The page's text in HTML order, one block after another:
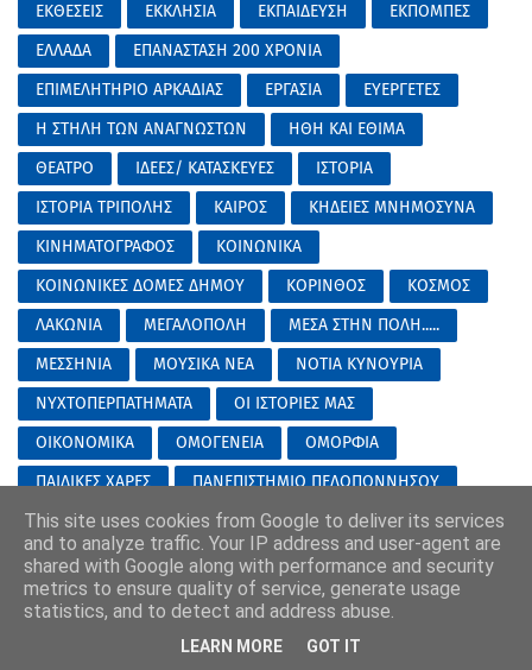
ΕΚΘΕΣΕΙΣ
ΕΚΚΛΗΣΙΑ ΕΚΠΑΙΔΕΥΣΗ
ΕΚΠΟΜΠΕΣ
ΕΛΛΑΔΑ
ΕΠΑΝΑΣΤΑΣΗ 200 ΧΡΟΝΙΑ
ΕΠΙΜΕΛΗΤΗΡΙΟ ΑΡΚΑΔΙΑΣ
ΕΡΓΑΣΙΑ
ΕΥΕΡΓΕΤΕΣ
Η ΣΤΗΛΗ ΤΩΝ ΑΝΑΓΝΩΣΤΩΝ
ΗΘΗ ΚΑΙ ΕΘΙΜΑ
ΘΕΑΤΡΟ
ΙΔΕΕΣ/ ΚΑΤΑΣΚΕΥΕΣ
ΙΣΤΟΡΙΑ
ΙΣΤΟΡΙΑ ΤΡΙΠΟΛΗΣ
ΚΑΙΡΟΣ
ΚΗΔΕΙΕΣ ΜΝΗΜΟΣΥΝΑ
ΚΙΝΗΜΑΤΟΓΡΑΦΟΣ
ΚΟΙΝΩΝΙΚΑ
ΚΟΙΝΩΝΙΚΕΣ ΔΟΜΕΣ ΔΗΜΟΥ
ΚΟΡΙΝΘΟΣ
ΚΟΣΜΟΣ
ΛΑΚΩΝΙΑ
ΜΕΓΑΛΟΠΟΛΗ
ΜΕΣΑ ΣΤΗΝ ΠΟΛΗ.....
ΜΕΣΣΗΝΙΑ
ΜΟΥΣΙΚΑ ΝΕΑ
ΝΟΤΙΑ ΚΥΝΟΥΡΙΑ
ΝΥΧΤΟΠΕΡΠΑΤΗΜΑΤΑ
ΟΙ ΙΣΤΟΡΙΕΣ ΜΑΣ
ΟΙΚΟΝΟΜΙΚΑ
ΟΜΟΓΕΝΕΙΑ
ΟΜΟΡΦΙΑ
ΠΑΙΔΙΚΕΣ ΧΑΡΕΣ
ΠΑΝΕΠΙΣΤΗΜΙΟ ΠΕΛΟΠΟΝΝΗΣΟΥ
ΠΑΡΑΔΟΣΙΑΚΑ
ΠΑΡΑΠΟΛΙΤΙΚΑ
ΠΕΛΟΠΟΝΝΗΣΟΣ
ΠΕΡΙΦΕΡΕΙΑ
ΠΟΛΙΤΙΚΑ
ΠΟΛΙΤΙΚΑ ΑΡΚΑΔΙΑ
ΠΟΛΙΤΙΚΑ ΤΡΙΠΟΛΗ
ΠΟΛΙΤΙΣΜΟΣ
ΠΡΟΤΑΣΕΙΣ
ΣΑΝ ΣΗΜΕΡΑ
ΣΑΟΟ
This site uses cookies from Google to deliver its services
and to analyze traffic. Your IP address and user-agent are
shared with Google along with performance and security
metrics to ensure quality of service, generate usage
statistics, and to detect and address abuse.
LEARN MORE GOT IT